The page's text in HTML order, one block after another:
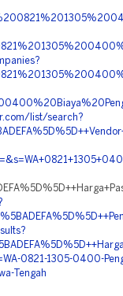
list/search?
0821-1305-0400-
Tengah